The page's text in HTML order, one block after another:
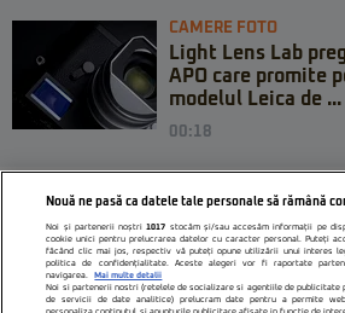
CAMERE FOTO
Light Lens Lab
APO care promite
modelul Leica de ...
00:18
Nouă ne pasă ca datele tale personale să rămână
Noi și partenerii noștri1017 stocăm și/sau accesăm informații pe
cookie unici pentru prelucrarea datelor cu caracter personal. Puteți
făcând clic mai jos, respectiv vă puteți opune utilizării unui interes
politica de confidențialitate. Aceste alegeri vor fi raportate
navigarea.
Mai multe detalii
Noi si partenerii nostri (retelele de socializare si agentiile de
de servicii de date analitice) prelucram date pentru a permite